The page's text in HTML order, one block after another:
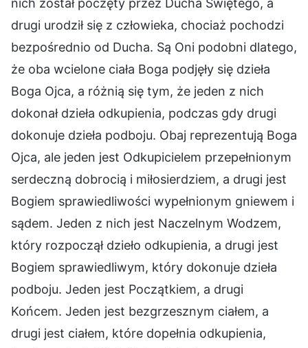
drugi urodził się z człowieka, chociaż pochodzi
bezpośrednio od Ducha. Są Oni podobni dlatego,
że oba wcielone ciała Boga podjęły się dzieła
Boga Ojca, a różnią się tym, że jeden z nich
dokonał dzieła odkupienia, podczas gdy drugi
dokonuje dzieła podboju. Obaj reprezentują Boga
Ojca, ale jeden jest Odkupicielem przepełnionym
serdeczną dobrocią i miłosierdziem, a drugi jest
Bogiem sprawiedliwości wypełnionym gniewem i
sądem. Jeden z nich jest Naczelnym Wodzem,
który rozpoczął dzieło odkupienia, a drugi jest
Bogiem sprawiedliwym, który dokonuje dzieła
podboju. Jeden jest Początkiem, a drugi
Końcem. Jeden jest bezgrzesznym ciałem, a
drugi jest ciałem, które dopełnia odkupienia,